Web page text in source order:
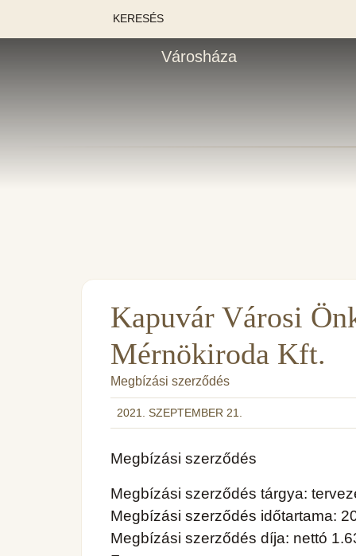
KERESÉS
Városháza
Kapuvár Városi
Mérnökiroda Kft.
Megbízási szerződés
2021. SZEPTEMBER 21.
Megbízási szerződés
Megbízási szerződés tárgya:
Megbízási szerződés időtartama:
Megbízási szerződés díja: nettó